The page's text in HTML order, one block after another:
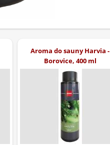
Aroma do sauny Harvia -
Borovice, 400 ml